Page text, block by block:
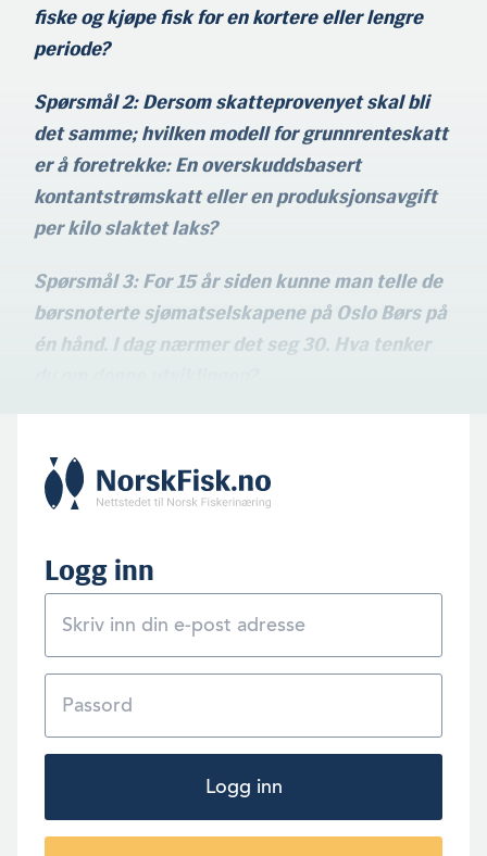
fiske og kjøpe fisk for en kortere eller lengre
periode?
Spørsmål 2: Dersom skatteprovenyet skal bli
det samme; hvilken modell for grunnrenteskatt
er å foretrekke: En overskuddsbasert
kontantstrømskatt eller en produksjonsavgift
per kilo slaktet laks?
Spørsmål 3: For 15 år siden kunne man telle de
børsnoterte sjømatselskapene på Oslo Børs på
én hånd. I dag nærmer det seg 30. Hva tenker
Logg inn
Logg inn